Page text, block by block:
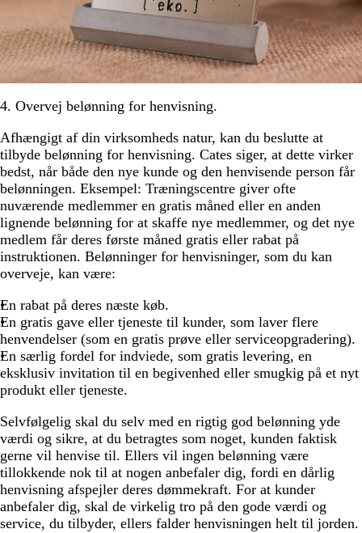
4. Overvej belønning for henvisning.
Afhængigt af din virksomheds natur, kan du beslutte at
tilbyde belønning for henvisning. Cates siger, at dette virker
bedst, når både den nye kunde og den henvisende person får
belønningen. Eksempel: Træningscentre giver ofte
nuværende medlemmer en gratis måned eller en anden
lignende belønning for at skaffe nye medlemmer, og det nye
medlem får deres første måned gratis eller rabat på
instruktionen. Belønninger for henvisninger, som du kan
overveje, kan være:
En rabat på deres næste køb.
En gratis gave eller tjeneste til kunder, som laver flere
henvendelser (som en gratis prøve eller serviceopgradering).
En særlig fordel for indviede, som gratis levering, en
eksklusiv invitation til en begivenhed eller smugkig på et nyt
produkt eller tjeneste.
Selvfølgelig skal du selv med en rigtig god belønning yde
værdi og sikre, at du betragtes som noget, kunden faktisk
gerne vil henvise til. Ellers vil ingen belønning være
tillokkende nok til at nogen anbefaler dig, fordi en dårlig
henvisning afspejler deres dømmekraft. For at kunder
anbefaler dig, skal de virkelig tro på den gode værdi og
service, du tilbyder, ellers falder henvisningen helt til jorden.